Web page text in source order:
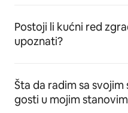
Postoji li kućni red
upoznati?
Šta da radim sa
gosti u mojim